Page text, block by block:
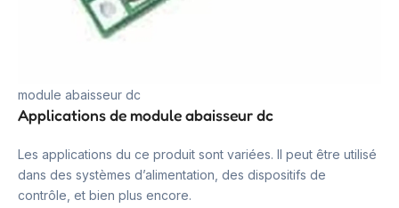
module abaisseur dc
Applications de module abaisseur dc
Les applications du ce produit sont variées. Il peut être utilisé
dans des systèmes d’alimentation, des dispositifs de
contrôle, et bien plus encore.